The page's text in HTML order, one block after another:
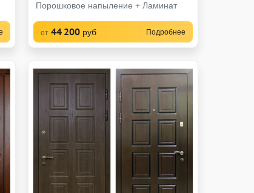
Порошковое напыление + Ламинат
от 44 200 руб Подробнее